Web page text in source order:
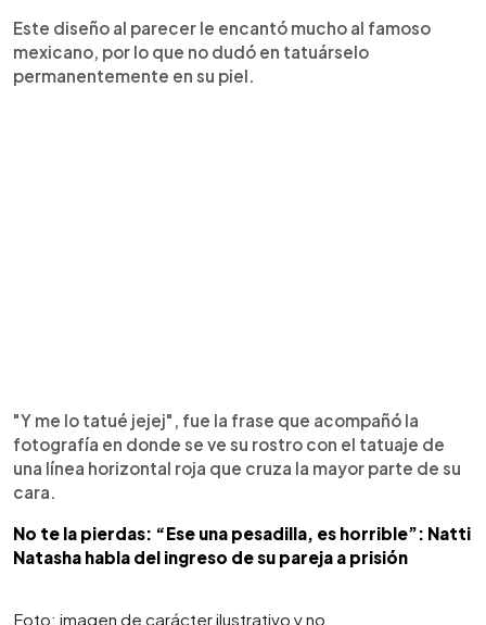
Este diseño al parecer le encantó mucho al famoso
mexicano, por lo que no dudó en tatuárselo
permanentemente en su piel.
"Y me lo tatué jejej", fue la frase que acompañó la
fotografía en donde se ve su rostro con el tatuaje de
una línea horizontal roja que cruza la mayor parte de su
cara.
No te la pierdas: “Ese una pesadilla, es horrible”: Natti
Natasha habla del ingreso de su pareja a prisión
Foto: imagen de carácter ilustrativo y no